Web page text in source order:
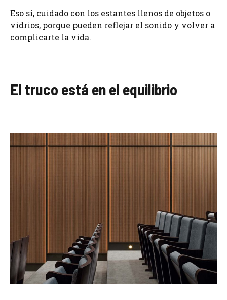
Eso sí, cuidado con los estantes llenos de objetos o
vidrios, porque pueden reflejar el sonido y volver a
complicarte la vida.
El truco está en el equilibrio